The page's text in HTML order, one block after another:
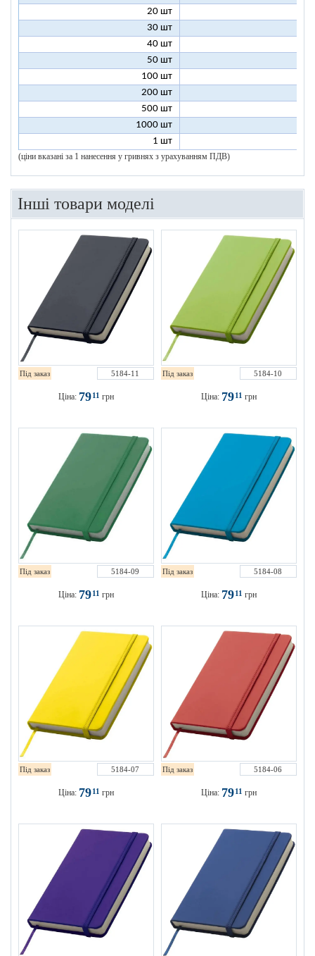
20 шт
30 шт
40 шт
50 шт
100 шт
200 шт
500 шт
1000 шт
1 шт
(ціни вказані за 1 нанесення у гривнях з урахуванням ПДВ)
Інші товари моделі
Під заказ 5184-11
Ціна: 7911 грн
Під заказ 5184-10
Ціна: 7911 грн
Під заказ 5184-09
Ціна: 7911 грн
Під заказ 5184-08
Ціна: 7911 грн
Під заказ 5184-07
Ціна: 7911 грн
Під заказ 5184-06
Ціна: 7911 грн